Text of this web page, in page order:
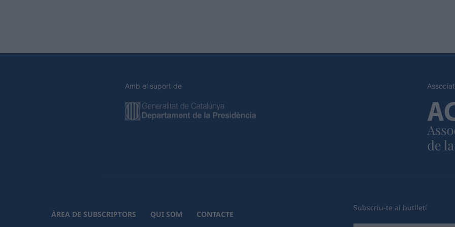
Amb el suport de
ÀREA DE SUBSCRIPTORS QUI SOM CONTACTE
Subscriu-te al butlletí